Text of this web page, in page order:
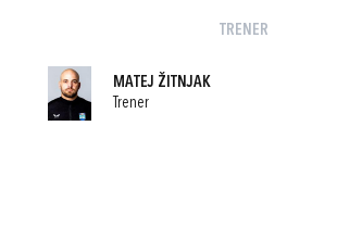
TRENER
MATEJ ŽITNJAK
Trener